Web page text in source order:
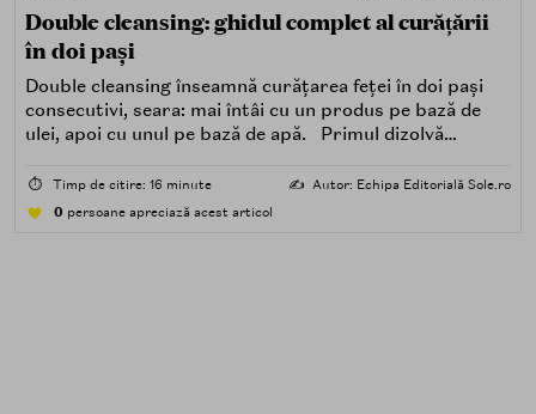
Double cleansing: ghidul complet al curățării
în doi pași
Double cleansing înseamnă curățarea feței în doi pași
consecutivi, seara: mai întâi cu un produs pe bază de
ulei, apoi cu unul pe bază de apă. Primul dizolvă
poluare. Al doilea îndepărtează impuritățile solubile în
⏱️ Timp de citire: 16 minute ✍️ Autor: Echipa Editorială Sole.ro
0 persoane apreciază acest articol